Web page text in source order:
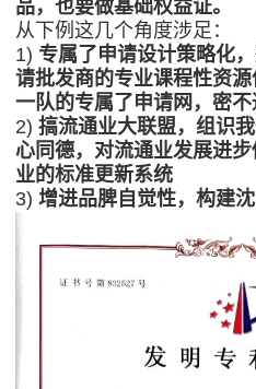
品，也要做基础权益证。
从下例这几个角度涉足：
1) 专属了申请设计策略化
请批发商的专业课程性资
一队的专属了申请网，密
2)搞流通业大联盟，组识
心同德，对流通业发展进
业的标准更新系统
3)增进品脾自觉性，构建